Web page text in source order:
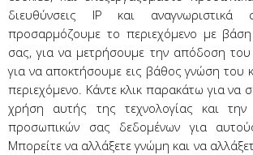
Όροι χρήσης &
Προσωπικά δεδομένα
διευθύνσεις IP και
προσαρμόζουμε το περιεχόμενο με
σας, για να μετρήσουμε την απόδοση του
για να αποκτήσουμε εις βάθος γνώση του
περιεχόμενο. Κάντε κλικ παρακάτω για να
χρήση αυτής της τεχνολογίας και την
προσωπικών σας δεδομένων για
Μπορείτε να αλλάξετε γνώμη και να